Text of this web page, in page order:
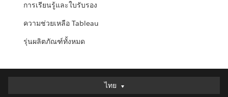
การเรียนรู้และใบรับรอง
ความช่วยเหลือ Tableau
รุ่นผลิตภัณฑ์ทั้งหมด
ไทย
ไทย